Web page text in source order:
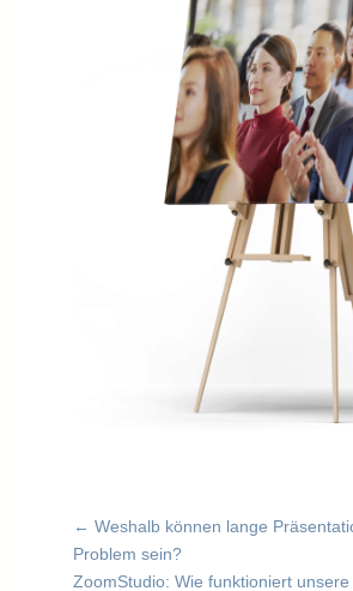
← Weshalb können lange
Problem sein?
ZoomStudio: Wie funktioniert unsere